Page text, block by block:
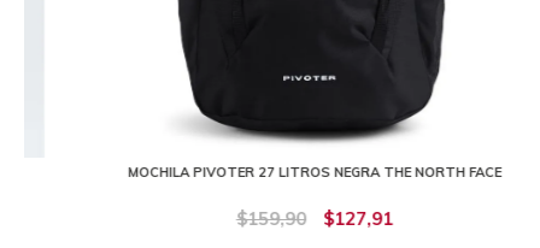
MOCHILA PIVOTER 27 LITROS NEGRA THE NORTH FACE
$159,90 $127,91